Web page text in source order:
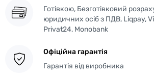
Готівкою, Безготівковий
юридичних осіб з ПДВ, Liqpay,
Privat24, Monobank
Офіційна гарантія
Гарантія від виробника